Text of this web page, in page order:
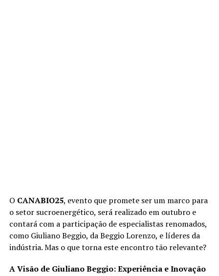
O CANABIO25, evento que promete ser um marco para
o setor sucroenergético, será realizado em outubro e
contará com a participação de especialistas renomados,
como Giuliano Beggio, da Beggio Lorenzo, e líderes da
indústria. Mas o que torna este encontro tão relevante?
A Visão de Giuliano Beggio: Experiência e Inovação